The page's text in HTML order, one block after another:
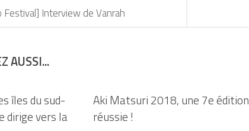
Festival] Interview de Vanrah
AUSSI...
îles du sud-
dirige vers la
Aki Matsuri 2018, une 7e édition
réussie !